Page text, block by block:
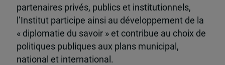
partenaires privés, publics et institutionnels,
l’Institut participe ainsi au développement de la
« diplomatie du savoir » et contribue au choix de
politiques publiques aux plans municipal,
national et international.